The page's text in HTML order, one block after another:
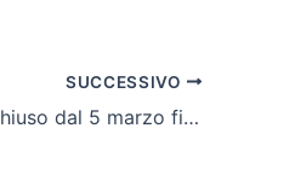
SUCCESSIVO
Cus Molise chiuso dal 5 marzo fino a domenica 8